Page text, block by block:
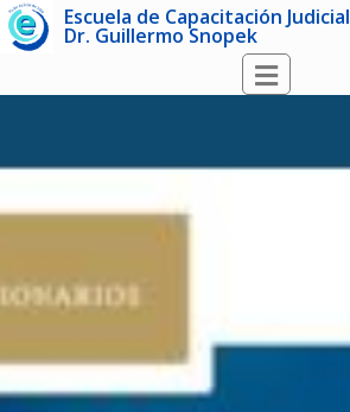
Escuela de Capacitación Judicial
Dr. Guillermo Snopek